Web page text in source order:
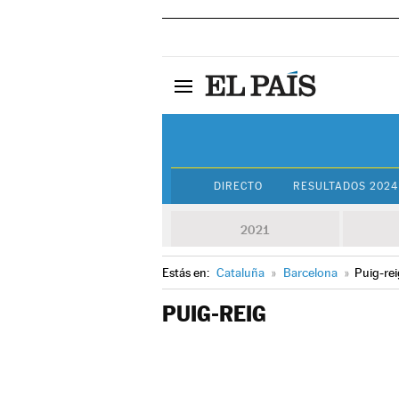
DIRECTO RESULTADOS 2024
2021
Estás en: Cataluña » Barcelona » Puig-
PUIG-REIG